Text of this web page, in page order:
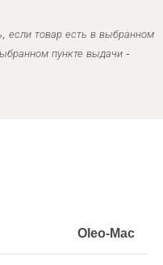
если товар есть в выбранном
пункте выдачи -
Oleo-Mac